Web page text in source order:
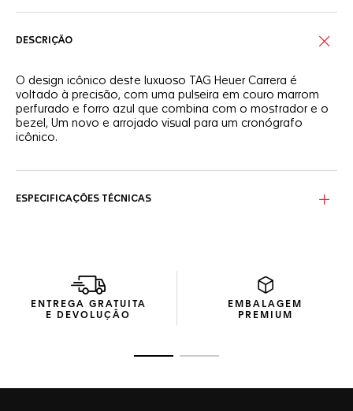
DESCRIÇÃO
O design icônico deste luxuoso TAG Heuer Carrera é
voltado à precisão, com uma pulseira em couro marrom
perfurado e forro azul que combina com o mostrador e o
bezel, Um novo e arrojado visual para um cronógrafo
icônico.
pulseira em couro perfurado de estilo esportivo para um
conferem um visual urbano
Através do fundo da caixa em cristal de safira, você pode
visualizar o Calibre TH20-00 automático, um movimento
ESPECIFICAÇÕES TÉCNICAS
ENTREGA GRATUITA
E DEVOLUÇÃO
EMBALAGEM
PREMIUM